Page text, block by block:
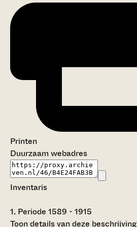
Printen
Duurzaam webadres
Inventaris
1. Periode 1589 - 1915
Toon details van deze beschrijving